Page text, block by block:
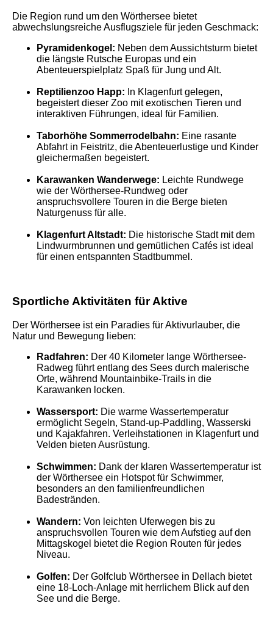
Die Region rund um den Wörthersee bietet
abwechslungsreiche Ausflugsziele für jeden Geschmack:
Pyramidenkogel: Neben dem Aussichtsturm bietet
die längste Rutsche Europas und ein
Abenteuerspielplatz Spaß für Jung und Alt.
Reptilienzoo Happ: In Klagenfurt gelegen,
begeistert dieser Zoo mit exotischen Tieren und
interaktiven Führungen, ideal für Familien.
Taborhöhe Sommerrodelbahn: Eine rasante
Abfahrt in Feistritz, die Abenteuerlustige und Kinder
gleichermaßen begeistert.
Karawanken Wanderwege: Leichte Rundwege
wie der Wörthersee-Rundweg oder
anspruchsvollere Touren in die Berge bieten
Naturgenuss für alle.
Klagenfurt Altstadt: Die historische Stadt mit dem
Lindwurmbrunnen und gemütlichen Cafés ist ideal
für einen entspannten Stadtbummel.
Sportliche Aktivitäten für Aktive
Der Wörthersee ist ein Paradies für Aktivurlauber, die
Natur und Bewegung lieben:
Radfahren: Der 40 Kilometer lange Wörthersee-
Radweg führt entlang des Sees durch malerische
Orte, während Mountainbike-Trails in die
Karawanken locken.
Wassersport: Die warme Wassertemperatur
ermöglicht Segeln, Stand-up-Paddling, Wasserski
und Kajakfahren. Verleihstationen in Klagenfurt und
Velden bieten Ausrüstung.
Schwimmen: Dank der klaren Wassertemperatur ist
der Wörthersee ein Hotspot für Schwimmer,
besonders an den familienfreundlichen
Badestränden.
Wandern: Von leichten Uferwegen bis zu
anspruchsvollen Touren wie dem Aufstieg auf den
Mittagskogel bietet die Region Routen für jedes
Niveau.
Golfen: Der Golfclub Wörthersee in Dellach bietet
eine 18-Loch-Anlage mit herrlichem Blick auf den
See und die Berge.